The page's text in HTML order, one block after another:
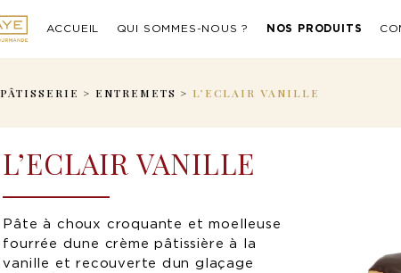
ACCUEIL QUI SOMMES-NOUS ? NOS PRODUITS
PÂTISSERIE > ENTREMETS > L’ECLAIR VANILLE
L’ECLAIR VANILLE
Pâte à choux croquante et moelleuse
fourrée dune crème pâtissière à la
vanille et recouverte dun glaçage